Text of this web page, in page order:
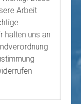
Arbeit
halten uns an